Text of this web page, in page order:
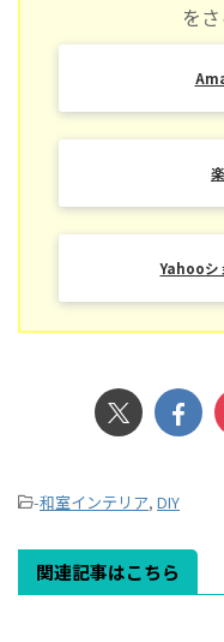
を
Yahooシ
-和室インテリア, DIY
関連記事はこちら